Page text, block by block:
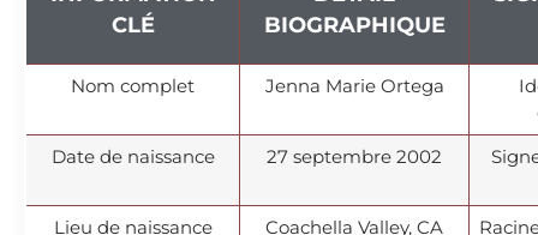
CLÉ
BIOGRAPHIQUE
Nom complet Jenna Marie Ortega
Date de naissance
27 septembre 2002
Lieu de naissance Coachella Valley, CA